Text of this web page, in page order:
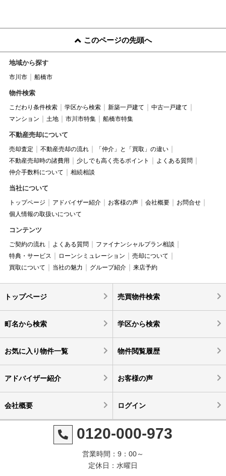
このページの先頭へ
地域から探す
市川市 船橋市
物件検索
こだわり条件検索 学区から検索 新築一戸建て
中古一戸建て
マンション
土地 市川市特集 船橋市特集
不動産売却について
売却査定 不動産売却の流れ
「仲介」と「買取」の違い
不動産売却時の諸費用
少しでも高く売るポイント
よくある質問
仲介手数料について
相続相談
当社について
トップページ アドバイザー紹介 お客様の声 会社概要
お問合せ
個人情報の取扱いについて
コンテンツ
ご契約の流れ よくある質問
ファイナンシャルプラン相談
特典・サービス
ローンシミュレーション
売却について
買取について
当社の魅力 グループ紹介 来店予約
トップページ 売買物件検索
町名から検索 学区から検索
お気に入り物件一覧 物件閲覧履歴
アドバイザー紹介 お客様の声
会社概要 ログイン
0120-000-973
営業時間：9：00～
定休日：水曜日